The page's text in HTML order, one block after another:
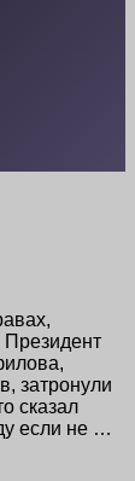
Президент
затронули
сказал
если не …